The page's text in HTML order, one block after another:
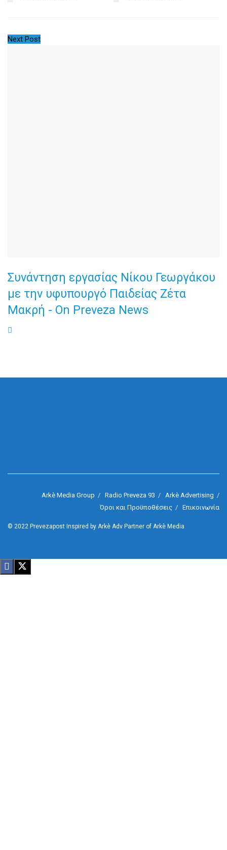
Next Post
Συνάντηση εργασίας Νίκου Γεωργάκου
με την υφυπουργό Παιδείας Ζέτα
Μακρή - On Preveza News
Arkè Media Group Radio Preveza 93
Arkè Advertising
Όροι και Προϋποθέσεις
Επικοινωνία
© 2022 Prevezapost Inspired by Arkè Adv Partner of Arkè Media